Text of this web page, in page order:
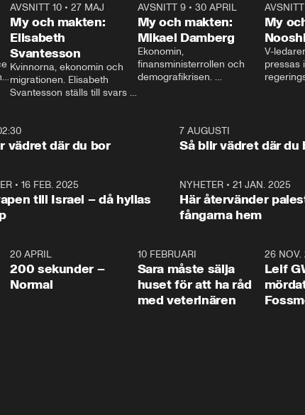
AVSNITT 10 •27 MAJ
My och makten:
Elisabeth
Svantesson
Kvinnorna, ekonomin och
migrationen. Elisabeth
Svantesson ställs till svars
AVSNITT 9• 30 APRIL
My och makten:
Mikael Damberg
Ekonomin,
finansministerrollen och
demografikrisen.
och Makten.
My
V-
pressas
– Vi
vara
1:06
vädret där du bor
7 AUGUSTI
Så blir vädret där du
• 16 FEB. 2025
till Israel – då hyllas
NYHETER •21 JAN. 2025
Här återvänder
fångarna hem
20 APRIL
200 sekunder –
Normal
10 FEBRUARI
Sara måste sälja
huset för att ha råd
med veterinären
26 NOV.
Leif